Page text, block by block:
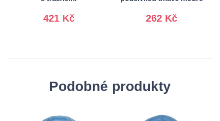
421 Kč 262 Kč
Podobné produkty